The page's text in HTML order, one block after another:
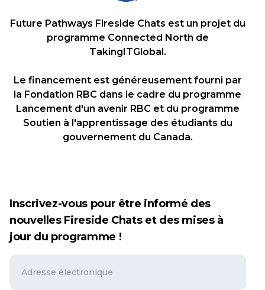
Future Pathways Fireside Chats est un projet du
programme Connected North de
TakingITGlobal.
Le financement est généreusement fourni par
la Fondation RBC dans le cadre du programme
Lancement d'un avenir RBC et du programme
Soutien à l'apprentissage des étudiants du
gouvernement du Canada.
Inscrivez-vous pour être informé des
nouvelles Fireside Chats et des mises à
jour du programme !